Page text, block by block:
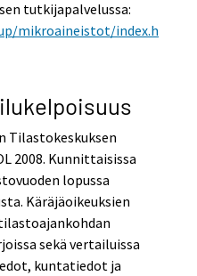
tutkijapalvelussa:
mikroaineistot/index.h
Tilastokeskuksen
2008. Kunnittaisissa
lopussa
Käräjäoikeuksien
sekä vertailuissa
kuntatiedot ja